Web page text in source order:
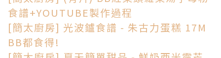
食譜+YOUTUBE製作過程
[簡太廚房] 光波鑪食譜 - 朱古力蛋糕 17M
BB都食得!